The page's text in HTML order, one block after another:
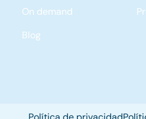
On demand
Blog